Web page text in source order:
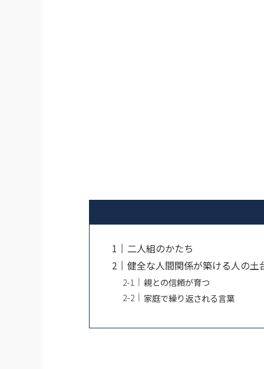
二人組のかたち
健全な人間関係が築ける人の土
親との信頼が育つ
家庭で繰り返される言葉